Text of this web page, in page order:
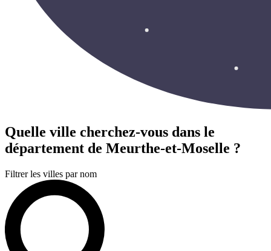
Quelle ville cherchez-vous dans le
département de Meurthe-et-Moselle ?
Filtrer les villes par nom